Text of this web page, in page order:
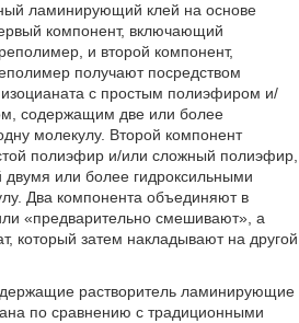
ламинирующий клей на основе
компонент, включающий
и второй компонент,
получают посредством
изоцианата с простым полиэфиром и/
содержащим две или более
молекулу. Второй компонент
полиэфир и/или сложный полиэфир,
или более гидроксильными
Два компонента объединяют в
«предварительно смешивают», а
который затем накладывают на другой
растворитель ламинирующие
по сравнению с традиционными